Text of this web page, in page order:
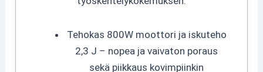
Tehokas 800W moottori ja iskuteho
2,3 J – nopea ja vaivaton poraus
sekä piikkaus kovimpiinkin